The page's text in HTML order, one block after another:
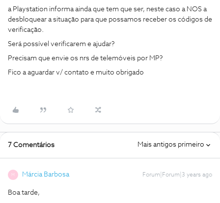
a Playstation informa ainda que tem que ser, neste caso a NOS a
desbloquear a situação para que possamos receber os códigos de
verificação.
Será possível verificarem e ajudar?
Precisam que envie os nrs de telemóveis por MP?
Fico a aguardar v/ contato e muito obrigado
7 Comentários Mais antigos primeiro
M Márcia Barbosa Forum|Forum|3 years ago
Boa tarde,